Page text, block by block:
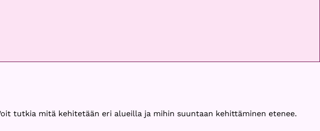
tutkia mitä kehitetään eri alueilla ja mihin suuntaan kehittäminen etenee.